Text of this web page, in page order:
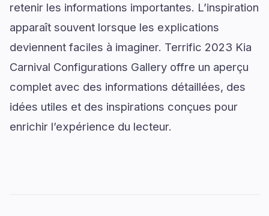
retenir les informations importantes. L’inspiration
apparaît souvent lorsque les explications
deviennent faciles à imaginer. Terrific 2023 Kia
Carnival Configurations Gallery offre un aperçu
complet avec des informations détaillées, des
idées utiles et des inspirations conçues pour
enrichir l’expérience du lecteur.